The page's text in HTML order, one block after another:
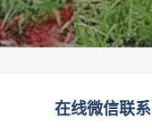
在线微信联系